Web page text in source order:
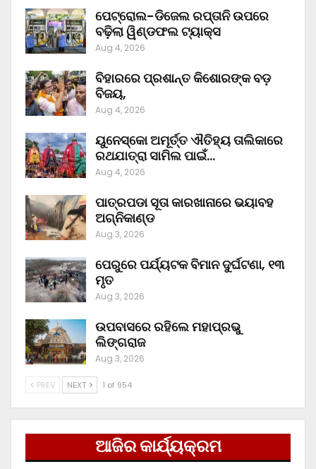
ପେଟ୍ରୋଲ-ଡିଜେଲ ରପ୍ତାନି ଉପରେ
ବଢ଼ିଲା ୱିଣ୍ଡଫଲ ଟ୍ୟାକ୍ସ
Aug 4, 2026
ବିହାରରେ ପ୍ରଶାନ୍ତ କିଶୋରଙ୍କ ବଡ଼
ବିଜୟ,
Aug 4, 2026
ୟୁନେସ୍କୋ ଅମୂର୍ତ୍ତ ଐତିହ୍ୟ ତାଲିକାରେ
ରଥଯାତ୍ରା ସାମିଲ ପାଇଁ…
Aug 4, 2026
ପାତ୍ରପଡା ସୂତା କାରଖାନାରେ ଭୟାବହ
ଅଗ୍ନିକାଣ୍ଡ
Aug 3, 2026
ପେରୁରେ ପର୍ଯ୍ୟଟକ ବିମାନ ଦୁର୍ଘଟଣା, ୧୩
ମୃତ
Aug 3, 2026
ଉପବାସରେ ରହିଲେ ମହାପ୍ରଭୁ
ଲିଙ୍ଗରାଜ
Aug 3, 2026
PREV NEXT 1 of 954
ଆଜିର କାର୍ଯ୍ୟକ୍ରମ